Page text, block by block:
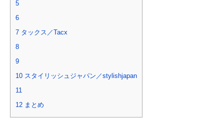
5
6
7 タックス／Tacx
8
9
10 スタイリッシュジャパン／stylishjapan
11
12 まとめ